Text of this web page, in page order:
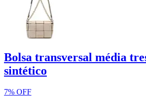
Bolsa transversal média
sintético
7% OFF